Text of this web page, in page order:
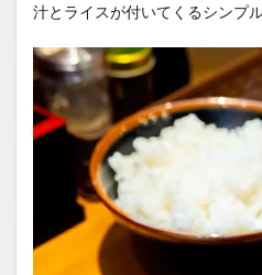
汁とライスが付いてくるシンプ